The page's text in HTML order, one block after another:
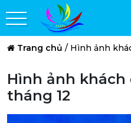
Trang chủ / Hình ảnh
Hình ảnh khách
tháng 12